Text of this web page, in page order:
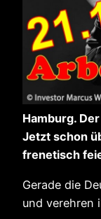
Hamburg.
Jetzt schon
frenetisch
Gerade die
und verehren